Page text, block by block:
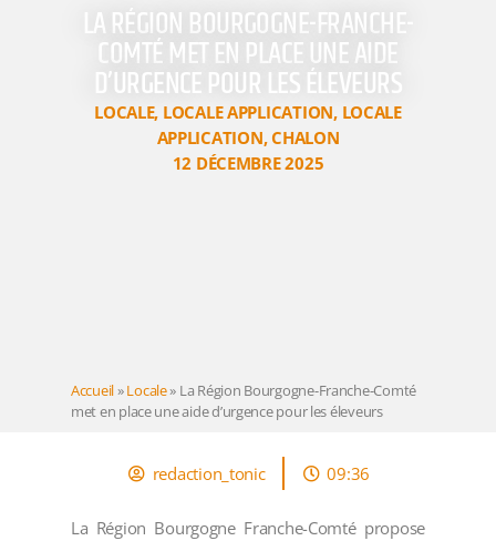
LA RÉGION BOURGOGNE-FRANCHE-
COMTÉ MET EN PLACE UNE AIDE
D’URGENCE POUR LES ÉLEVEURS
LOCALE, LOCALE APPLICATION, LOCALE
APPLICATION,CHALON
12 DÉCEMBRE 2025
Accueil»Locale» La Région Bourgogne-Franche-Comté
met en place une aide d’urgence pour les éleveurs
redaction_tonic 09:36
La Région Bourgogne Franche-Comté propose